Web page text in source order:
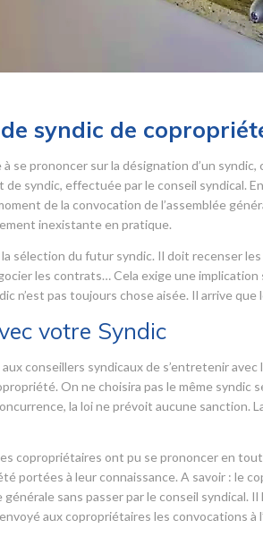
syndic de
se prononcer sur la désignation d’un
syndic, effectuée par le conseil syndical.
de la convocation de l’assemblée
inexistante en pratique.
sélection du futur syndic. Il doit recenser
les contrats… Cela exige une implication
n’est pas toujours chose aisée. Il arrive
votre Syndic
conseillers syndicaux de s’entretenir
On ne choisira pas le même syndic
la loi ne prévoit aucune sanction.
copropriétaires ont pu se prononcer en
portées à leur connaissance. A savoir : le
sans passer par le conseil syndical.
aux copropriétaires les convocations à